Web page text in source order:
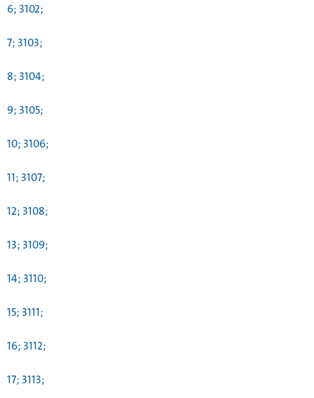
6; 3102;
7; 3103;
8; 3104;
9; 3105;
10; 3106;
11; 3107;
12; 3108;
13; 3109;
14; 3110;
15; 3111;
16; 3112;
17; 3113;